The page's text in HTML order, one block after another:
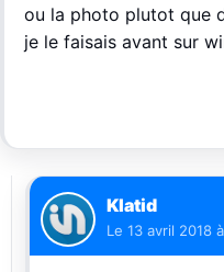
ou la photo plutot que
je le faisais avant sur
Klatid
Le 13 avril 2018